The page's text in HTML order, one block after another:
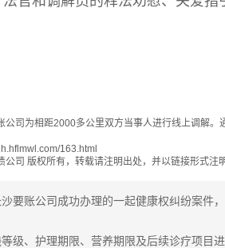
公司为相距2000多公里双方当事人进行线上调解
163.html
公司 版权所有，转载请注明出处，并以链接形式注明
要账公司成功办理的一起健康权纠纷案件
级、护理期限、营养期限及后续诊疗项目